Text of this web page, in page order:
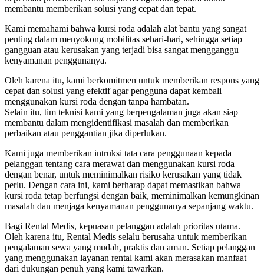
membantu memberikan solusi yang cepat dan tepat.
Kami memahami bahwa kursi roda adalah alat bantu yang sangat
penting dalam menyokong mobilitas sehari-hari, sehingga setiap
gangguan atau kerusakan yang terjadi bisa sangat mengganggu
kenyamanan penggunanya.
Oleh karena itu, kami berkomitmen untuk memberikan respons yang
cepat dan solusi yang efektif agar pengguna dapat kembali
menggunakan kursi roda dengan tanpa hambatan.
Selain itu, tim teknisi kami yang berpengalaman juga akan siap
membantu dalam mengidentifikasi masalah dan memberikan
perbaikan atau penggantian jika diperlukan.
Kami juga memberikan intruksi tata cara penggunaan kepada
pelanggan tentang cara merawat dan menggunakan kursi roda
dengan benar, untuk meminimalkan risiko kerusakan yang tidak
perlu. Dengan cara ini, kami berharap dapat memastikan bahwa
kursi roda tetap berfungsi dengan baik, meminimalkan kemungkinan
masalah dan menjaga kenyamanan penggunanya sepanjang waktu.
Bagi Rental Medis, kepuasan pelanggan adalah prioritas utama.
Oleh karena itu, Rental Medis selalu berusaha untuk memberikan
pengalaman sewa yang mudah, praktis dan aman. Setiap pelanggan
yang menggunakan layanan rental kami akan merasakan manfaat
dari dukungan penuh yang kami tawarkan.